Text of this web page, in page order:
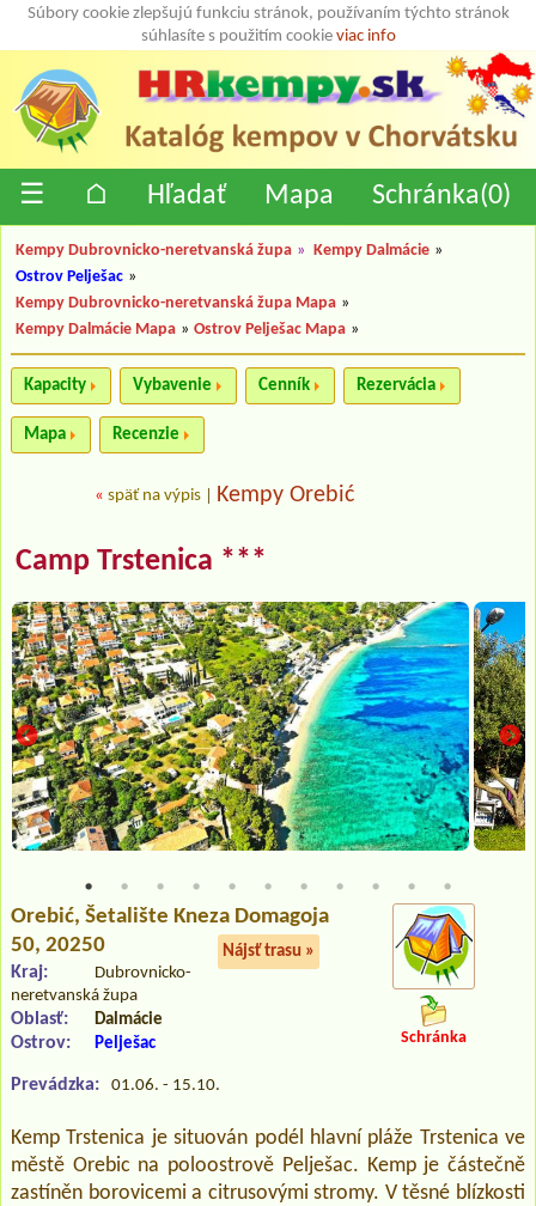
Súbory cookie zlepšujú funkciu stránok, používaním týchto stránok
súhlasíte s použitím cookie viac info
☰ ⌂ Hľadať Mapa Schránka(0)
Kempy Dubrovnicko-neretvanská župa » Kempy Dalmácie »
Ostrov Pelješac »
Kempy Dubrovnicko-neretvanská župa Mapa »
Kempy Dalmácie Mapa » Ostrov Pelješac Mapa »
Kapacity Vybavenie Cenník Rezervácia
Mapa Recenzie
« späť na výpis Kempy Orebić
Camp Trstenica ***
Orebić, Šetalište Kneza Domagoja
50, 20250
Nájsť trasu »
Kraj:
Dubrovnicko-
neretvanská župa
Oblasť: Dalmácie
Ostrov: Pelješac
Prevádzka: 01.06. - 15.10.
Schránka
Kemp Trstenica je situován podél hlavní pláže Trstenica ve
městě Orebic na poloostrově Pelješac. Kemp je částečně
zastíněn borovicemi a citrusovými stromy. V těsné blízkosti